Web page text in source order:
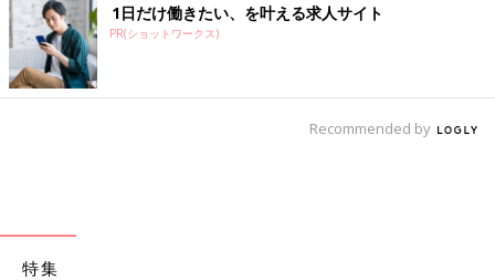
誕生し、多くが全国の多胎育児家庭がオンラインで話せる場所の
維持やサポート活動などを行っています。また、この講座を通じ
てつながった人の中には、双子サークルの運営やイベントや交流
会を開くなど、幅広いサポート活動を行う人も多くいます。
「もしも今、周りに双子育児のしんどさをわかってもらえず、孤
りしておしゃべりしています。また、会員制ルーム“ふたごのい
え”なら、トークも流れずゆったりとチャットを楽しむことがで
1日だけ働きたい、を叶える求人サイト
PR(ショットワークス)
Recommended by
特集